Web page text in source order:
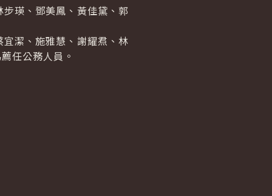
瑛、鄧美鳳、黃佳黛、郭
潔、施雅慧、謝耀焄、林
任公務人員。